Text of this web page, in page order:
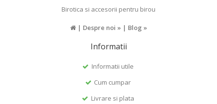
Birotica si accesorii pentru birou
| Despre noi » | Blog »
Informatii
Informatii utile
Cum cumpar
Livrare si plata